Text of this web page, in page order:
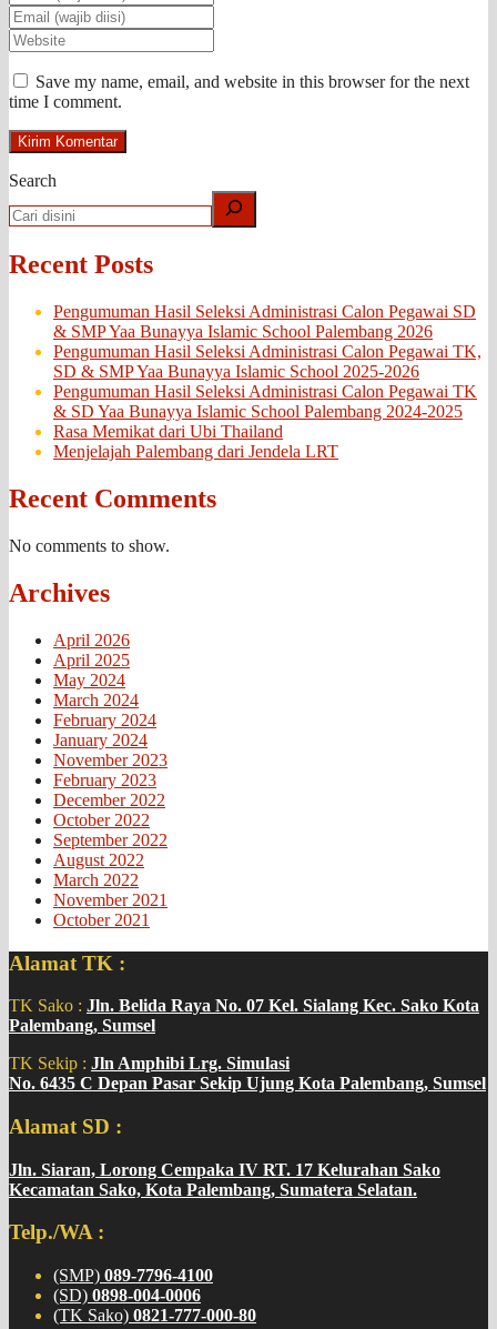
Save my name, email, and website in this browser for the next
time I comment.
Search
Recent Posts
Pengumuman Hasil Seleksi Administrasi Calon Pegawai SD
& SMP Yaa Bunayya Islamic School Palembang 2026
Pengumuman Hasil Seleksi Administrasi Calon Pegawai TK,
SD & SMP Yaa Bunayya Islamic School 2025-2026
Pengumuman Hasil Seleksi Administrasi Calon Pegawai TK
& SD Yaa Bunayya Islamic School Palembang 2024-2025
Rasa Memikat dari Ubi Thailand
Menjelajah Palembang dari Jendela LRT
Recent Comments
No comments to show.
Archives
April 2026
April 2025
May 2024
March 2024
February 2024
January 2024
November 2023
February 2023
December 2022
October 2022
September 2022
August 2022
March 2022
November 2021
October 2021
Alamat TK :
TK Sako : Jln. Belida Raya No. 07 Kel. Sialang Kec. Sako Kota
Palembang, Sumsel
TK Sekip : Jln Amphibi Lrg. Simulasi
No. 6435 C Depan Pasar Sekip Ujung Kota Palembang, Sumsel
Alamat SD :
Jln. Siaran, Lorong Cempaka IV RT. 17 Kelurahan Sako
Kecamatan Sako, Kota Palembang, Sumatera Selatan.
Telp./WA :
(SMP) 089-7796-4100
(SD) 0898-004-0006
(TK Sako) 0821-777-000-80